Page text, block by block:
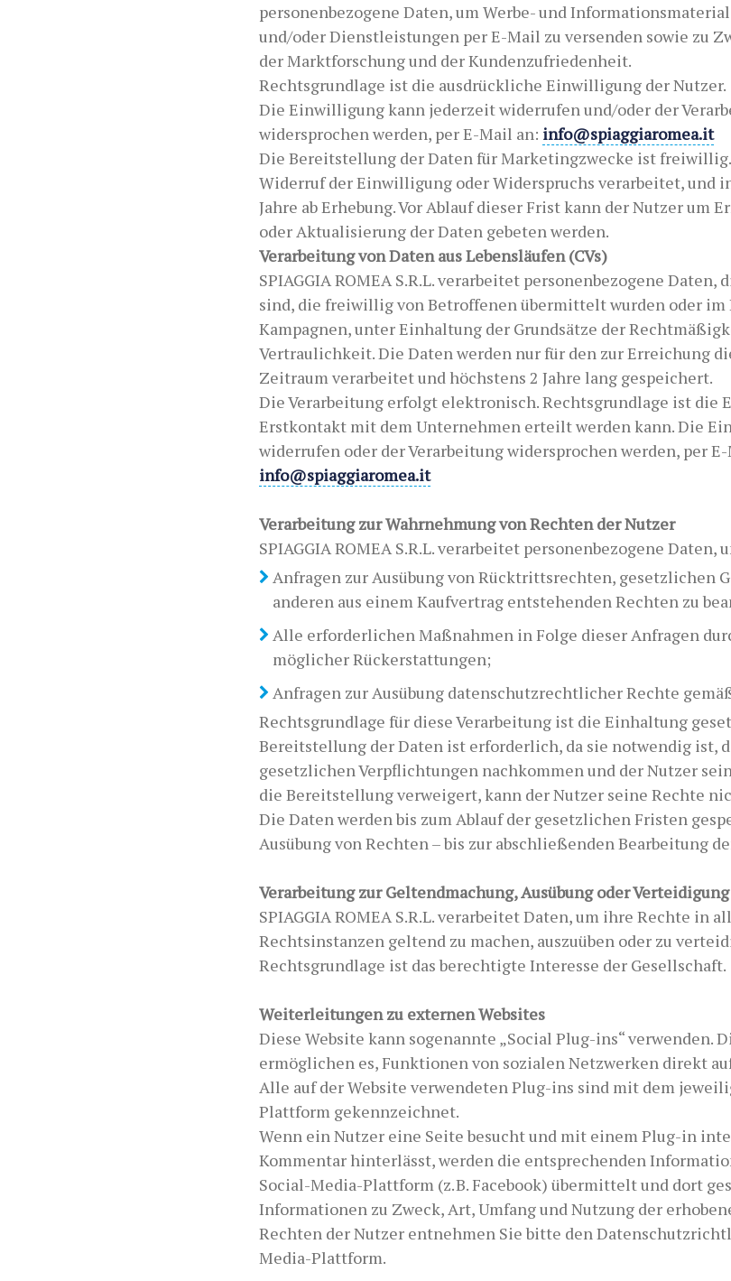
personenbezogene Daten, um Werbe- und
und/oder Dienstleistungen per E-Mail zu versenden sowie zu
der Marktforschung und der Kundenzufriedenheit.
Rechtsgrundlage ist die ausdrückliche Einwilligung der Nutzer.
Die Einwilligung kann jederzeit widerrufen und/oder der
widersprochen werden, per E-Mail an: info@spiaggiaromea.it
Die Bereitstellung der Daten für Marketingzwecke ist
Widerruf der Einwilligung oder Widerspruchs verarbeitet, und
Jahre ab Erhebung. Vor Ablauf dieser Frist kann der Nutzer um
oder Aktualisierung der Daten gebeten werden.
Verarbeitung von Daten aus Lebensläufen (CVs)
SPIAGGIA ROMEA S.R.L. verarbeitet personenbezogene
sind, die freiwillig von Betroffenen übermittelt wurden oder im
Kampagnen, unter Einhaltung der Grundsätze der
Vertraulichkeit. Die Daten werden nur für den zur Erreichung
Zeitraum verarbeitet und höchstens 2 Jahre lang gespeichert.
Die Verarbeitung erfolgt elektronisch. Rechtsgrundlage ist die
Erstkontakt mit dem Unternehmen erteilt werden kann. Die
widerrufen oder der Verarbeitung widersprochen werden, per
info@spiaggiaromea.it
Verarbeitung zur Wahrnehmung von Rechten der Nutzer
SPIAGGIA ROMEA S.R.L. verarbeitet personenbezogene Daten,
Anfragen zur Ausübung von Rücktrittsrechten, gesetzlichen
anderen aus einem Kaufvertrag entstehenden Rechten zu
Alle erforderlichen Maßnahmen in Folge dieser Anfragen
möglicher Rückerstattungen;
Anfragen zur Ausübung datenschutzrechtlicher Rechte
Rechtsgrundlage für diese Verarbeitung ist die Einhaltung
Bereitstellung der Daten ist erforderlich, da sie notwendig ist,
gesetzlichen Verpflichtungen nachkommen und der Nutzer
die Bereitstellung verweigert, kann der Nutzer seine Rechte
Die Daten werden bis zum Ablauf der gesetzlichen Fristen
Ausübung von Rechten – bis zur abschließenden Bearbeitung
Verarbeitung zur Geltendmachung, Ausübung oder
SPIAGGIA ROMEA S.R.L. verarbeitet Daten, um ihre Rechte in
Rechtsinstanzen geltend zu machen, auszuüben oder zu
Rechtsgrundlage ist das berechtigte Interesse der Gesellschaft.
Weiterleitungen zu externen Websites
Diese Website kann sogenannte „Social Plug-ins“ verwenden.
ermöglichen es, Funktionen von sozialen Netzwerken direkt
Alle auf der Website verwendeten Plug-ins sind mit dem
Plattform gekennzeichnet.
Wenn ein Nutzer eine Seite besucht und mit einem Plug-in
Kommentar hinterlässt, werden die entsprechenden
Social-Media-Plattform (z. B. Facebook) übermittelt und dort
Informationen zu Zweck, Art, Umfang und Nutzung der
Rechten der Nutzer entnehmen Sie bitte den
Media-Plattform.